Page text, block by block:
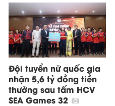
Đội tuyển nữ quốc gia
nhận 5,6 tỷ đồng tiền
thưởng sau tấm HCV
SEA Games 32